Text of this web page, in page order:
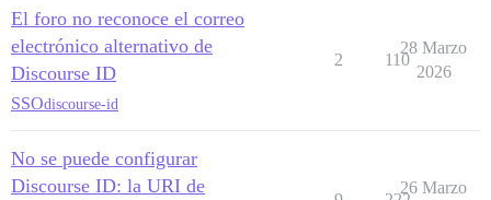
El foro no reconoce el correo
electrónico alternativo de
Discourse ID
SSOdiscourse-id
2 110
28 Marzo
2026
No se puede configurar
Discourse ID: la URI de
26 Marzo